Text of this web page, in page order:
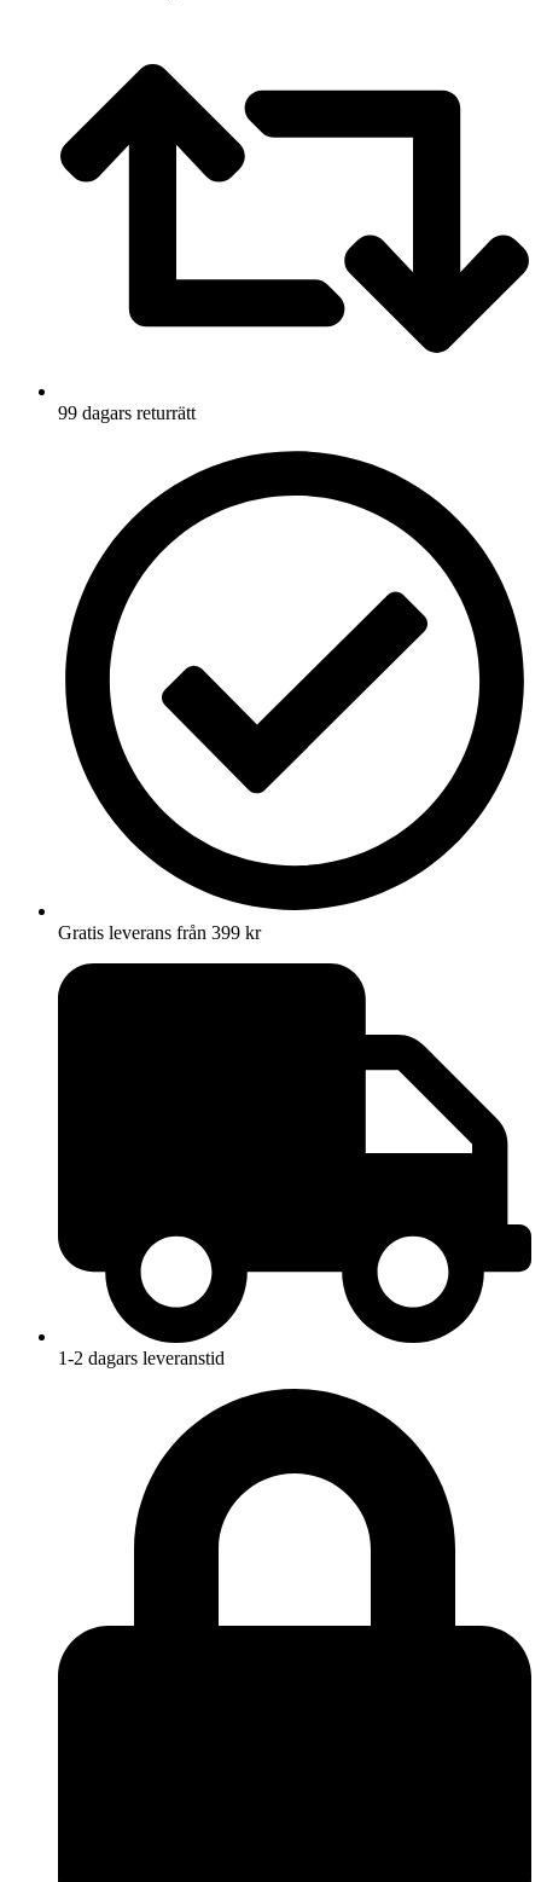
99 dagars returrätt
Gratis leverans från 399 kr
1-2 dagars leveranstid